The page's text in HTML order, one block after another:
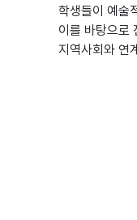
학생들이 예술
이를 바탕으로
지역사회와 연